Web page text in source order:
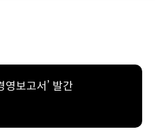
보고서’ 발간